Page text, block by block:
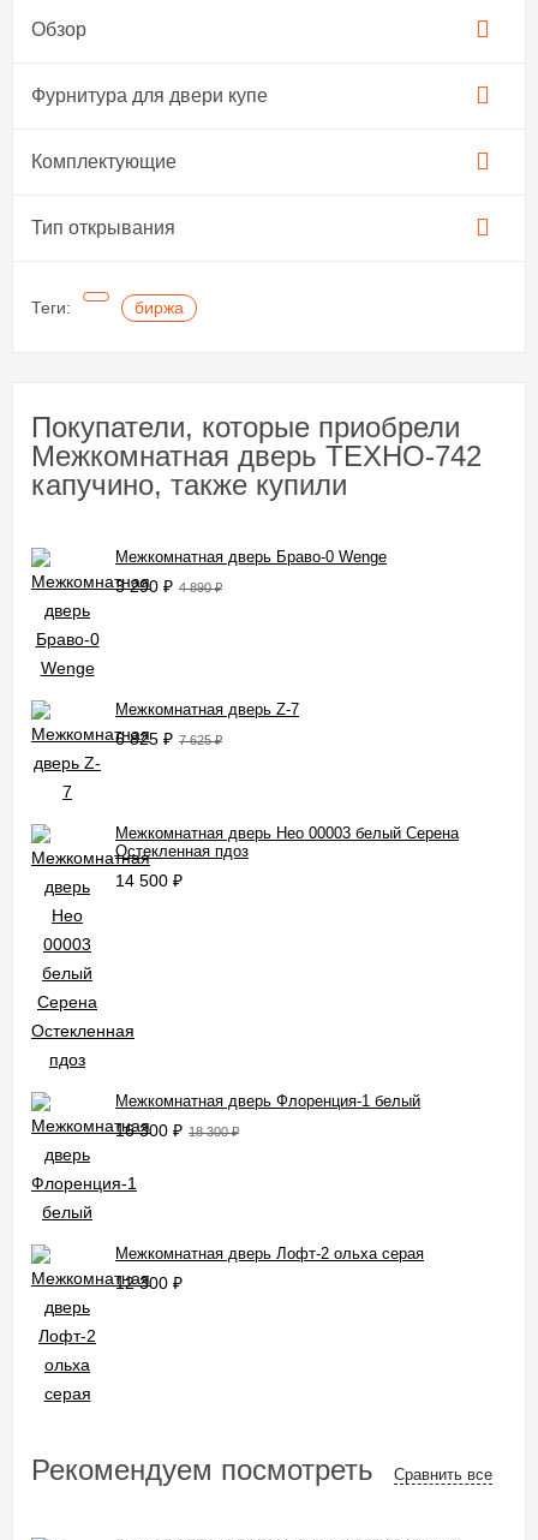
Обзор
Фурнитура для двери купе​
Комплектующие
Тип открывания
Теги: биржа
Покупатели, которые приобрели
Межкомнатная дверь ТЕХНО-742
капучино, также купили
Межкомнатная дверь Браво-0 Wenge
3 290 ₽ 4 890₽
Межкомнатная дверь Z-7
6 825 ₽ 7 625₽
Межкомнатная дверь Нео 00003 белый Серена
Остекленная пдоз
14 500 ₽
Межкомнатная дверь Флоренция-1 белый
16 300 ₽ 18 300₽
Межкомнатная дверь Лофт-2 ольха серая
12 300 ₽
Рекомендуем посмотреть Сравнить все